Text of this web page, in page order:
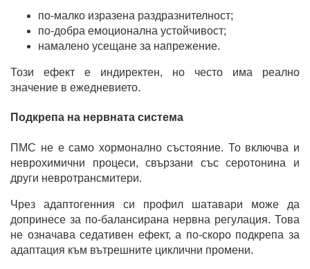
по-малко изразена раздразнителност;
по-добра емоционална устойчивост;
намалено усещане за напрежение.
Този ефект е индиректен, но често има реално
значение в ежедневието.
Подкрепа на нервната система
ПМС не е само хормонално състояние. То включва и
неврохимични процеси, свързани със серотонина и
други невротрансмитери.
Чрез адаптогенния си профил шатавари може да
допринесе за по-балансирана нервна регулация. Това
не означава седативен ефект, а по-скоро подкрепа за
адаптация към вътрешните циклични промени.